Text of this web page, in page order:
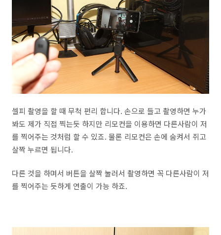
셀피 촬영을 할 때 무척 편리 합니다. 손으로 들고 촬영하면 누가
봐도 제가 직접 찍는듯 하지만 리모컨을 이용하면 다른사람이 저
를 찍어주는 것처럼 할 수 있죠. 물론 리모컨은 손에 숨켜서 쥐고
살짝 누르면 됩니다.
다른 것을 하며서 버튼을 살짝 눌러서 촬영하면 꼭 다른사람이 저
를 찍어주는 듯하게 연출이 가능 하죠.